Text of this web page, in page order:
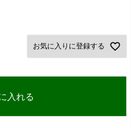
お気に入りに登録する
入れる